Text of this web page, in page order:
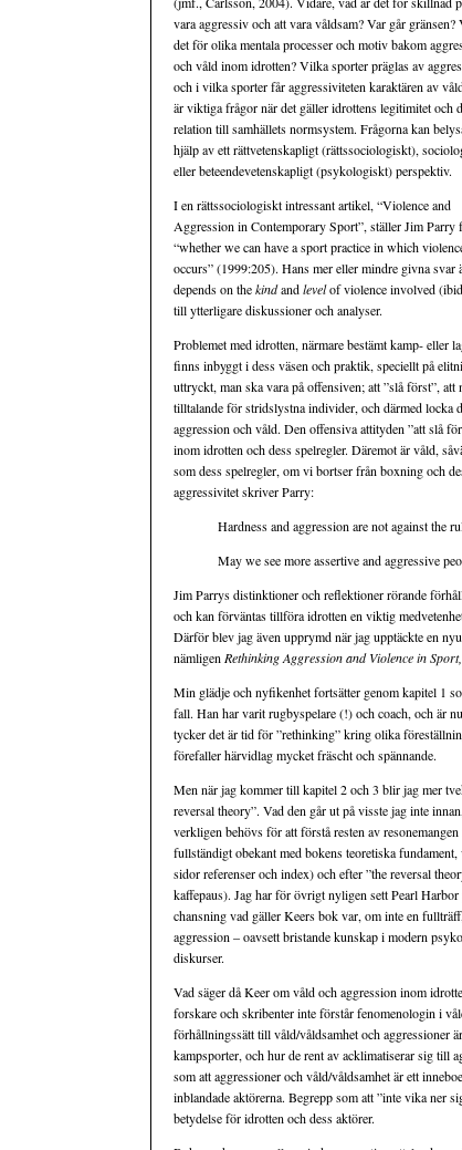
vara aggressiv och att vara våldsam? Var går gränsen?
det för olika mentala processer och motiv bakom
och våld inom idrotten? Vilka sporter präglas av
och i vilka sporter får aggressiviteten karaktären av
är viktiga frågor när det gäller idrottens legitimitet och
relation till samhällets normsystem. Frågorna kan
hjälp av ett rättvetenskapligt (rättssociologiskt),
eller beteendevetenskapligt (psykologiskt) perspektiv.
I en rättssociologiskt intressant artikel, “Violence and
Aggression in Contemporary Sport”, ställer Jim Parry
“whether we can have a sport practice in which
occurs” (1999:205). Hans mer eller mindre givna svar
depends on thekindandlevelof violence involved
till ytterligare diskussioner och analyser.
Problemet med idrotten, närmare bestämt kamp- eller
finns inbyggt i dess väsen och praktik, speciellt på
uttryckt, man ska vara på offensiven; att ”slå först”,
tilltalande för stridslystna individer, och därmed locka
aggression och våld. Den offensiva attityden ”att slå
inom idrotten och dess spelregler. Däremot är våld,
som dess spelregler, om vi bortser från boxning och
aggressivitet skriver Parry:
Hardness and aggression are not against the
May we see more assertive and aggressive
Jim Parrys distinktioner och reflektioner rörande
och kan förväntas tillföra idrotten en viktig
Därför blev jag även upprymd när jag upptäckte en
nämligen Rethinking Aggression and Violence in Sport,
Min glädje och nyfikenhet fortsätter genom kapitel 1
fall. Han har varit rugbyspelare (!) och coach, och är
tycker det är tid för ”rethinking” kring olika
förefaller härvidlag mycket fräscht och spännande.
Men när jag kommer till kapitel 2 och 3 blir jag mer
reversal theory”. Vad den går ut på visste jag inte
verkligen behövs för att förstå resten av
fullständigt obekant med bokens teoretiska
sidor referenser och index) och efter ”the reversal
kaffepaus). Jag har för övrigt nyligen sett Pearl
chansning vad gäller Keers bok var, om inte en
aggression – oavsett bristande kunskap i modern
diskurser.
Vad säger då Keer om våld och aggression inom
forskare och skribenter inte förstår fenomenologin i
förhållningssätt till våld/våldsamhet och aggressioner
kampsporter, och hur de rent av acklimatiserar sig till
som att aggressioner och våld/våldsamhet är ett
inblandade aktörerna. Begrepp som att ”inte vika ner
betydelse för idrotten och dess aktörer.